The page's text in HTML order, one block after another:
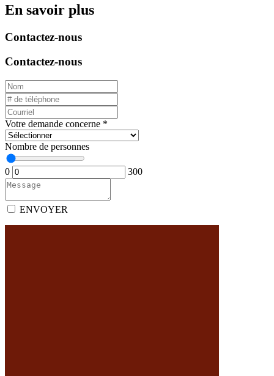
En savoir plus
Contactez-nous
Contactez-nous
Votre demande concerne *
Nombre de personnes
0 300
ENVOYER